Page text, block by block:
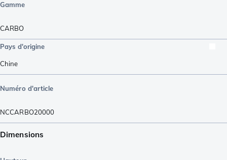
Gamme
CARBO
Pays d'origine
Chine
Numéro d'article
NCCARBO20000
Dimensions